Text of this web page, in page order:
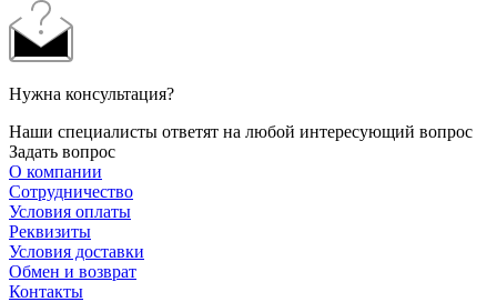
Нужна консультация?
Наши специалисты ответят на любой интересующий вопрос
Задать вопрос
О компании
Сотрудничество
Условия оплаты
Реквизиты
Условия доставки
Обмен и возврат
Контакты